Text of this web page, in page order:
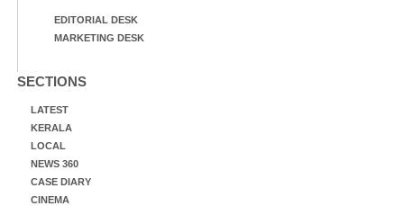
EDITORIAL DESK
MARKETING DESK
SECTIONS
LATEST
KERALA
LOCAL
NEWS 360
CASE DIARY
CINEMA